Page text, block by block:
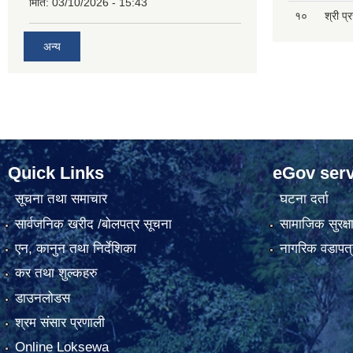
अन्य
१० श्री
Quick Links
सूचना तथा समाचार
सार्वजनिक खरीद /बोलपत्र सूचना
एन, कानुन तथा निर्देशिका
कर तथा शुल्कहरु
डाउनलोडस
श्रम संसार प्रणाली
Online Loksewa
eGov
घटना दर्ता
सामाजिक सुरक्षा
नागरिक